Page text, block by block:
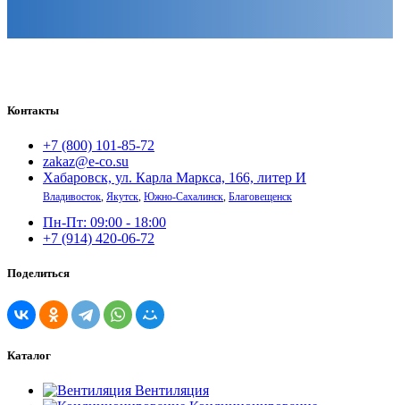
Контакты
+7 (800) 101-85-72
zakaz@e-co.su
Хабаровск, ул. Карла Маркса, 166, литер И
Владивосток Якутск Южно-Сахалинск Благовещенск
Пн-Пт: 09:00 - 18:00
+7 (914) 420-06-72
Поделиться
Каталог
Вентиляция